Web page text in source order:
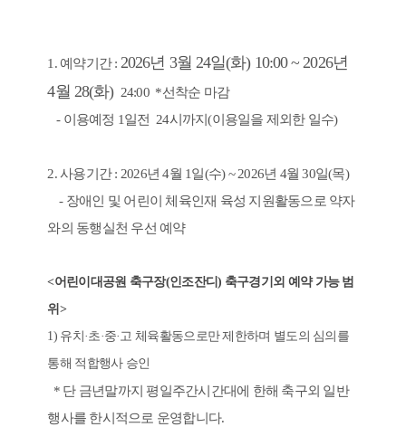
1. 예약기간 : 2026년 3월 24일(화) 10:00 ~ 2026년
4월 28(화) 24:00 *선착순 마감
- 이용예정 1일전 24시까지(이용일을 제외한 일수)
2. 사용기간 : 2026년 4월 1일(수) ~ 2026년 4월 30일(목)
- 장애인 및 어린이 체육인재 육성 지원활동으로 약자
와의 동행실천 우선 예약
<어린이대공원 축구장(인조잔디) 축구경기외 예약 가능 범
위>
1) 유치·초·중·고 체육활동으로만 제한하며 별도의 심의를
통해 적합행사 승인
* 단 금년말까지 평일주간시간대에 한해 축구외 일반
행사를 한시적으로 운영합니다.